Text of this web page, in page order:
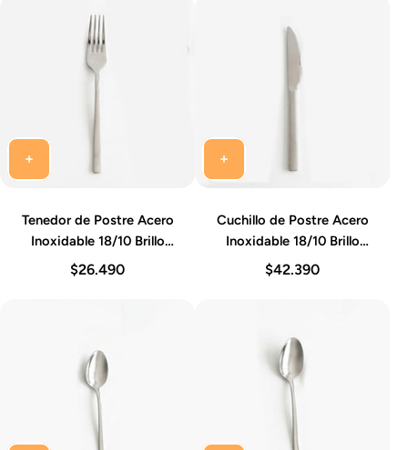
Tenedor de Postre Acero
Inoxidable 18/10 Brillo
Espejo 14-15 cm Set 12
$26.490
Cuchillo de Postre Acero
Inoxidable 18/10 Brillo
Espejo 17-19 cm Set 12
$42.390